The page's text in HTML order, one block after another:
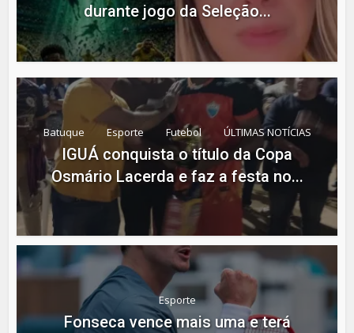
durante jogo da Seleção...
Batuque Esporte Futebol ÚLTIMAS NOTÍCIAS
IGUÁ conquista o título da Copa
Osmário Lacerda e faz a festa no...
Esporte
Fonseca vence mais uma e terá